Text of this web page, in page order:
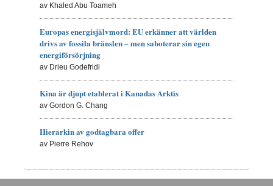
av Khaled Abu Toameh
Europas energisjälvmord: EU erkänner att världen
drivs av fossila bränslen – men saboterar sin egen
energiförsörjning
av Drieu Godefridi
Kina är djupt etablerat i Kanadas Arktis
av Gordon G. Chang
Hierarkin av godtagbara offer
av Pierre Rehov